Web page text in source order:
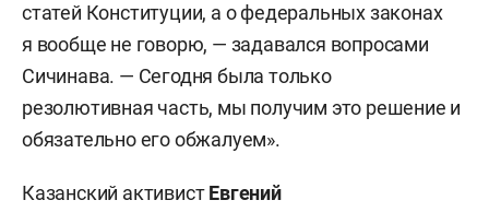
статей Конституции, а о федеральных законах
я вообще не говорю, — задавался вопросами
Сичинава. — Сегодня была только
резолютивная часть, мы получим это решение и
обязательно его обжалуем».
Казанский активистЕвгений